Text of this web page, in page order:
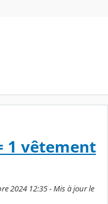
1 vêtement
2024 12:35 - Mis à jour le